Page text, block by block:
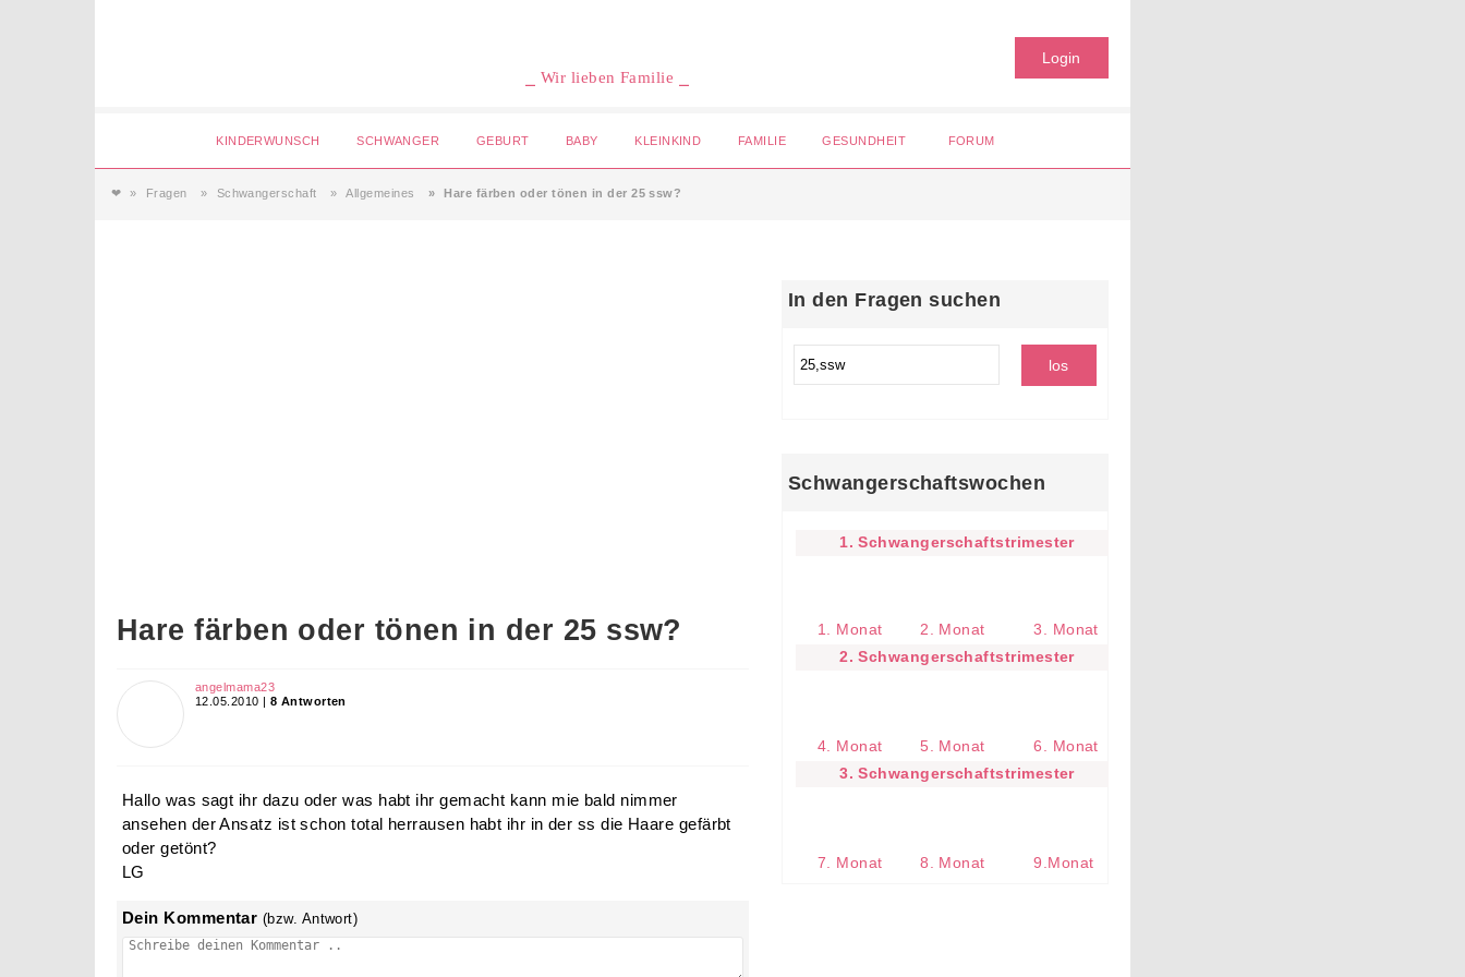
⎯ Wir lieben Familie ⎯
Login
KINDERWUNSCH SCHWANGER GEBURT BABY KLEINKIND FAMILIE GESUNDHEIT FORUM
❤ Fragen Schwangerschaft Allgemeines Hare färben oder tönen in der 25 ssw?
Hare färben oder tönen in der 25 ssw?
angelmama23
12.05.2010 | 8 Antworten
Hallo was sagt ihr dazu oder was habt ihr gemacht kann mie bald nimmer
ansehen der Ansatz ist schon total herrausen habt ihr in der ss die Haare gefärbt
oder getönt?
LG
Dein Kommentar (bzw. Antwort)
In den Fragen suchen
Schwangerschaftswochen
1. Schwangerschaftstrimester
1. Monat 2. Monat
3. Monat
2. Schwangerschaftstrimester
4. Monat 5. Monat
6. Monat
3. Schwangerschaftstrimester
7. Monat 8. Monat 9.Monat